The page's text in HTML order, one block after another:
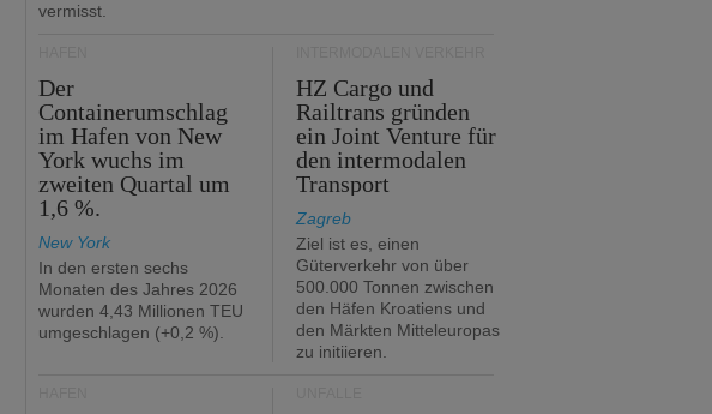
vermisst.
Der
Containerumschlag
im Hafen von New
York wuchs im
zweiten Quartal um
1,6 %.
New York
In den ersten sechs
Monaten des Jahres 2026
wurden 4,43 Millionen TEU
umgeschlagen (+0,2 %).
HZ Cargo und
Railtrans gründen
ein Joint Venture für
den intermodalen
Transport
Zagreb
Ziel ist es, einen
Güterverkehr von über
500.000 Tonnen zwischen
den Häfen Kroatiens und
den Märkten Mitteleuropas
zu initiieren.